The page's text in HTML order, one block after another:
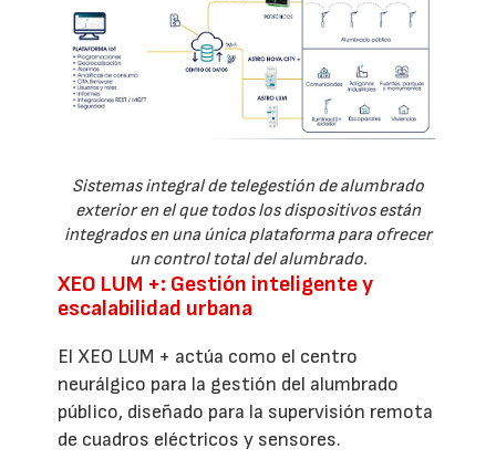
Sistemas integral de telegestión de alumbrado
exterior en el que todos los dispositivos están
integrados en una única plataforma para ofrecer
un control total del alumbrado.
XEO LUM +: Gestión inteligente y
escalabilidad urbana
El XEO LUM + actúa como el centro
neurálgico para la gestión del alumbrado
público, diseñado para la supervisión remota
de cuadros eléctricos y sensores.